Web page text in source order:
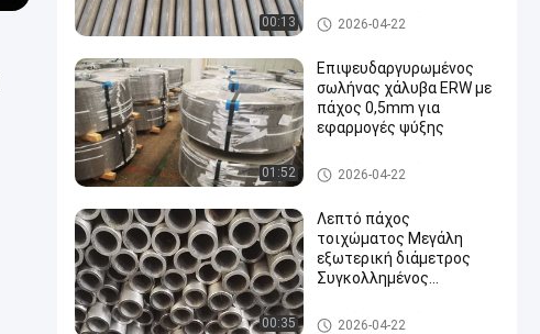
00:13
συστήματα - Σωλήνες
από χάλυβα
έλξη
Ενωμένος στενά σωλήνας χ
άλυβα
2026-04-22
01:52
Επιψευδαργυρωμένος
σωλήνας χάλυβα ERW με
πάχος 0,5mm για
εφαρμογές ψύξης
Ενωμένος στενά σωλήνας χ
άλυβα
2026-04-22
00:35
Λεπτό πάχος
τοιχώματος Μεγάλη
εξωτερική διάμετρος
Συγκολλημένος
υψηλής ακρίβειας και
Ενωμένος στενά σωλήνας χ
2026-04-22